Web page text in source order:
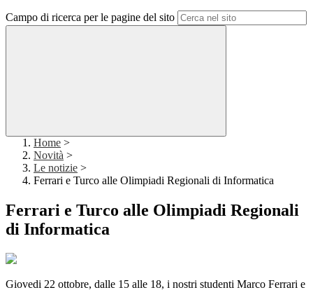
Campo di ricerca per le pagine del sito
Home >
Novità >
Le notizie >
Ferrari e Turco alle Olimpiadi Regionali di Informatica
Ferrari e Turco alle Olimpiadi Regionali
di Informatica
Giovedi 22 ottobre, dalle 15 alle 18, i nostri studenti Marco Ferrari e